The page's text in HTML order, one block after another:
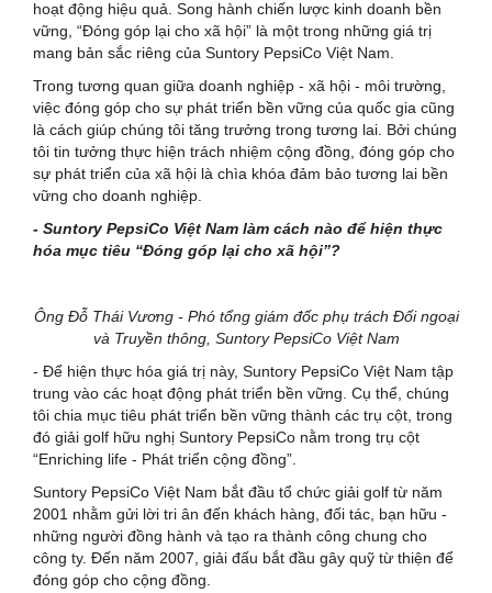
hoạt động hiệu quả. Song hành chiến lược kinh doanh bền
vững, “Đóng góp lại cho xã hội” là một trong những giá trị
mang bản sắc riêng của Suntory PepsiCo Việt Nam.
Trong tương quan giữa doanh nghiệp - xã hội - môi trường,
việc đóng góp cho sự phát triển bền vững của quốc gia cũng
là cách giúp chúng tôi tăng trưởng trong tương lai. Bởi chúng
tôi tin tưởng thực hiện trách nhiệm cộng đồng, đóng góp cho
sự phát triển của xã hội là chìa khóa đảm bảo tương lai bền
vững cho doanh nghiệp.
- Suntory PepsiCo Việt Nam làm cách nào để hiện thực
hóa mục tiêu “Đóng góp lại cho xã hội”?
Ông Đỗ Thái Vương - Phó tổng giám đốc phụ trách Đối ngoại
và Truyền thông, Suntory PepsiCo Việt Nam
- Để hiện thực hóa giá trị này, Suntory PepsiCo Việt Nam tập
trung vào các hoạt động phát triển bền vững. Cụ thể, chúng
tôi chia mục tiêu phát triển bền vững thành các trụ cột, trong
đó giải golf hữu nghị Suntory PepsiCo nằm trong trụ cột
“Enriching life - Phát triển cộng đồng”.
Suntory PepsiCo Việt Nam bắt đầu tổ chức giải golf từ năm
2001 nhằm gửi lời tri ân đến khách hàng, đối tác, bạn hữu -
những người đồng hành và tạo ra thành công chung cho
công ty. Đến năm 2007, giải đấu bắt đầu gây quỹ từ thiện để
đóng góp cho cộng đồng.